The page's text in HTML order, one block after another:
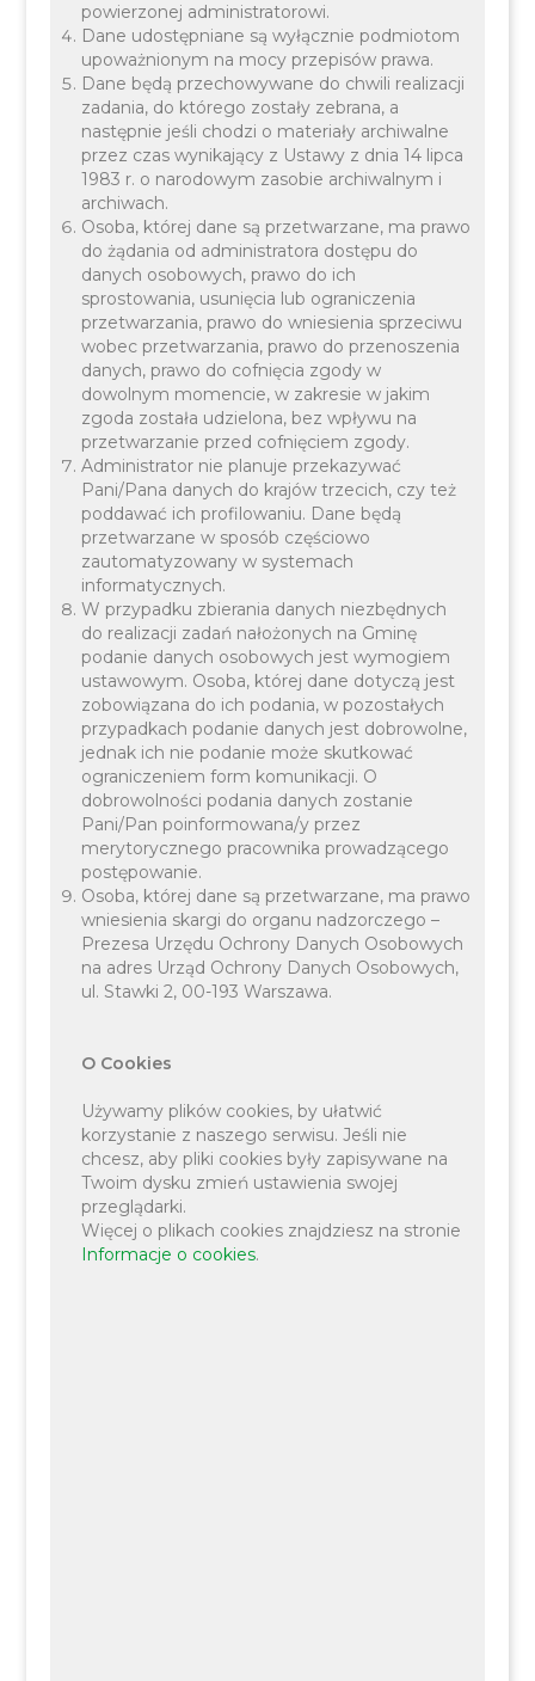
Kontakt:
poniedziałek 8.00 - 17.00
od wtorku do czwartku 7.30 - 15.30
piątek 7.30 - 14.30
ul. Mały Rynek 18, pok. nr. 3
tel. bezpośredni12/2576557
tel.12/ 280 62 34, 12/280 62 41 wew. 557
Sprawy:
- podziały nieruchomości (działek)
- rozgraniczenia nieruchomości
- akty własności ziemi
- numeracja porządkowa budynków
- sprzedaż działek gminnych
- służebności gruntowe
DRUKI DO POBRANIA:
Wniosek o dokumenty
archiwalne
Wniosek o podział działki
niezależnie od planu lub wz
Wniosek o podział działki rolnej
Wniosek o podział działki
Wniosek o sprostowanie omyłki
pisarskiej w awz
Wniosek o stwierdzenie
ostatecznosci awz
Wniosek o ustalenie numeru
powierzonej administratorowi.
Dane udostępniane są wyłącznie podmiotom
upoważnionym na mocy przepisów prawa.
Dane będą przechowywane do chwili realizacji
zadania, do którego zostały zebrana, a
następnie jeśli chodzi o materiały archiwalne
przez czas wynikający z Ustawy z dnia 14 lipca
1983 r. o narodowym zasobie archiwalnym i
archiwach.
Osoba, której dane są przetwarzane, ma prawo
do żądania od administratora dostępu do
danych osobowych, prawo do ich
sprostowania, usunięcia lub ograniczenia
przetwarzania, prawo do wniesienia sprzeciwu
wobec przetwarzania, prawo do przenoszenia
danych, prawo do cofnięcia zgody w
dowolnym momencie, w zakresie w jakim
zgoda została udzielona, bez wpływu na
przetwarzanie przed cofnięciem zgody.
Administrator nie planuje przekazywać
Pani/Pana danych do krajów trzecich, czy też
poddawać ich profilowaniu. Dane będą
przetwarzane w sposób częściowo
zautomatyzowany w systemach
informatycznych.
W przypadku zbierania danych niezbędnych
do realizacji zadań nałożonych na Gminę
podanie danych osobowych jest wymogiem
ustawowym. Osoba, której dane dotyczą jest
zobowiązana do ich podania, w pozostałych
przypadkach podanie danych jest dobrowolne,
jednak ich nie podanie może skutkować
ograniczeniem form komunikacji. O
dobrowolności podania danych zostanie
Pani/Pan poinformowana/y przez
merytorycznego pracownika prowadzącego
postępowanie.
Osoba, której dane są przetwarzane, ma prawo
wniesienia skargi do organu nadzorczego –
Prezesa Urzędu Ochrony Danych Osobowych
na adres Urząd Ochrony Danych Osobowych,
ul. Stawki 2, 00-193 Warszawa.
O Cookies
Używamy plików cookies, by ułatwić
korzystanie z naszego serwisu. Jeśli nie
chcesz, aby pliki cookies były zapisywane na
Twoim dysku zmień ustawienia swojej
przeglądarki.
Więcej o plikach cookies znajdziesz na stronie
Informacje o cookies.